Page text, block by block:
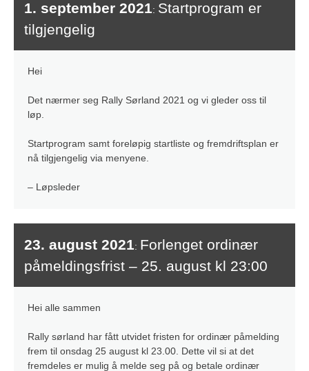
1. september 2021: Startprogram er
tilgjengelig
Hei
Det nærmer seg Rally Sørland 2021 og vi gleder oss til
løp.
Startprogram samt foreløpig startliste og fremdriftsplan er
nå tilgjengelig via menyene.
– Løpsleder
23. august 2021: Forlenget ordinær
påmeldingsfrist – 25. august kl 23:00
Hei alle sammen
Rally sørland har fått utvidet fristen for ordinær påmelding
frem til onsdag 25 august kl 23.00. Dette vil si at det
fremdeles er mulig å melde seg på og betale ordinær